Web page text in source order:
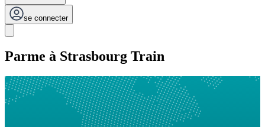
se connecter
Parme à Strasbourg Train